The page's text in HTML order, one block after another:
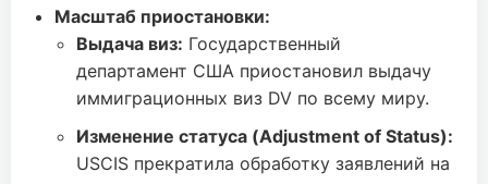
Масштаб приостановки:
Выдача виз: Государственный
департамент США приостановил выдачу
иммиграционных виз DV по всему миру.
Изменение статуса (Adjustment of Status):
USCIS прекратила обработку заявлений на